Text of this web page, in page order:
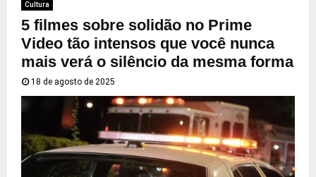
Cultura
5 filmes sobre solidão no Prime
Video tão intensos que você nunca
mais verá o silêncio da mesma forma
18 de agosto de 2025